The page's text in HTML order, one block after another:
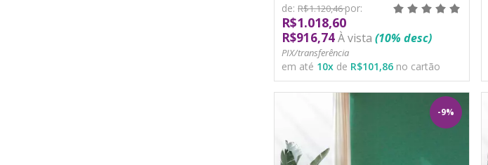
de: R$1.120,46por:
R$1.018,60
R$916,74À vista (10% desc)
PIX/transferência
em até 10x de R$101,86 no cartão
-9%